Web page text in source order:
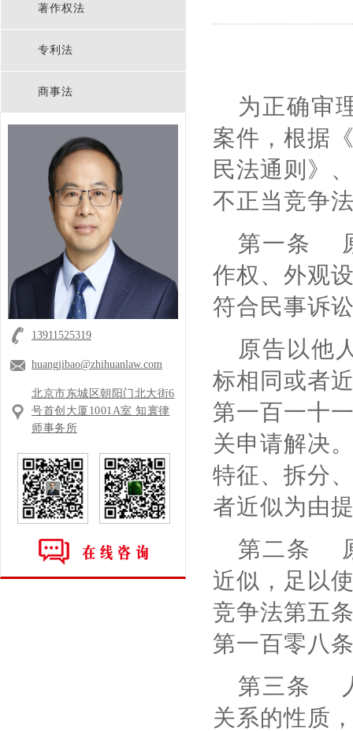
著作权法
专利法
商事法
13911525319
huangjibao@zhihuanlaw.com
北京市东城区朝阳门北大街6
号首创大厦1001A室 知寰律
师事务所
为正确审
案件，根据
民法通则》
不正当竞争
第一条
作权、外观
符合民事诉
原告以他
标相同或者
第一百一十
关申请解决
特征、拆分
者近似为由
第二条
近似，足以
竞争法第五
第一百零八
第三条
关系的性质